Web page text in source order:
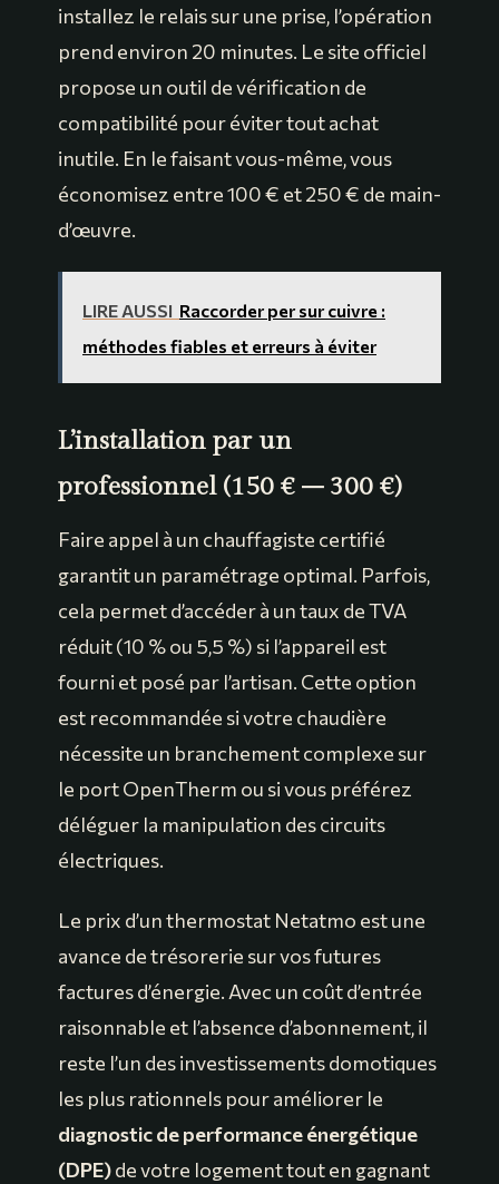
installez le relais sur une prise, l’opération
prend environ 20 minutes. Le site officiel
propose un outil de vérification de
compatibilité pour éviter tout achat
inutile. En le faisant vous-même, vous
économisez entre 100 € et 250 € de main-
d’œuvre.
LIRE AUSSI Raccorder per sur cuivre :
méthodes fiables et erreurs à éviter
L’installation par un
professionnel (150 € – 300 €)
Faire appel à un chauffagiste certifié
garantit un paramétrage optimal. Parfois,
cela permet d’accéder à un taux de TVA
réduit (10 % ou 5,5 %) si l’appareil est
fourni et posé par l’artisan. Cette option
est recommandée si votre chaudière
nécessite un branchement complexe sur
le port OpenTherm ou si vous préférez
déléguer la manipulation des circuits
électriques.
Le prix d’un thermostat Netatmo est une
avance de trésorerie sur vos futures
factures d’énergie. Avec un coût d’entrée
raisonnable et l’absence d’abonnement, il
reste l’un des investissements domotiques
les plus rationnels pour améliorer le
diagnostic de performance énergétique
(DPE)de votre logement tout en gagnant